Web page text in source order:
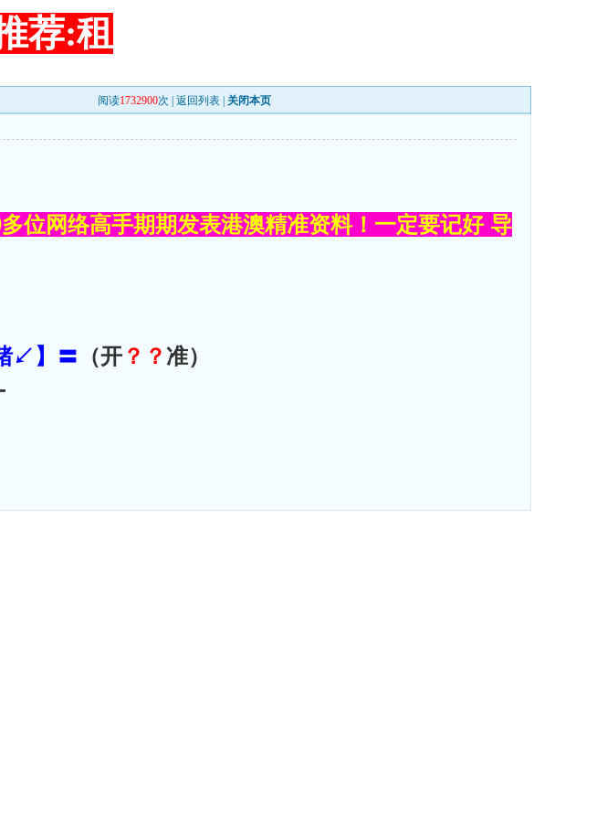
荐:租
阅读1732900次 | 返回列表 关闭本页
位网络高手期期发表港澳精准资料！一定要记好 导
↙】〓 （开 ？？准）